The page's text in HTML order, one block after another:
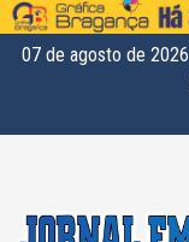
07 de agosto de 2026